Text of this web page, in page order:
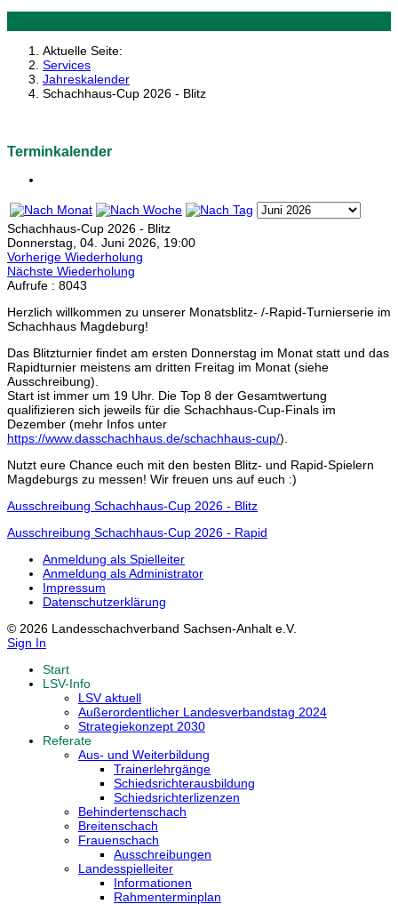
Aktuelle Seite:
Services
Jahreskalender
Schachhaus-Cup 2026 - Blitz
Terminkalender
Schachhaus-Cup 2026 - Blitz
Donnerstag, 04. Juni 2026, 19:00
Vorherige Wiederholung
Nächste Wiederholung
Aufrufe : 8043
Herzlich willkommen zu unserer Monatsblitz- /-Rapid-Turnierserie im
Schachhaus Magdeburg!
Das Blitzturnier findet am ersten Donnerstag im Monat statt und das
Rapidturnier meistens am dritten Freitag im Monat (siehe
Ausschreibung).
Start ist immer um 19 Uhr. Die Top 8 der Gesamtwertung
qualifizieren sich jeweils für die Schachhaus-Cup-Finals im
Dezember (mehr Infos unter
https://www.dasschachhaus.de/schachhaus-cup/).
Nutzt eure Chance euch mit den besten Blitz- und Rapid-Spielern
Magdeburgs zu messen! Wir freuen uns auf euch :)
Ausschreibung Schachhaus-Cup 2026 - Blitz
Ausschreibung Schachhaus-Cup 2026 - Rapid
Anmeldung als Spielleiter
Anmeldung als Administrator
Impressum
Datenschutzerklärung
© 2026 Landesschachverband Sachsen-Anhalt e.V.
Sign In
Start
LSV-Info
LSV aktuell
Außerordentlicher Landesverbandstag 2024
Strategiekonzept 2030
Referate
Aus- und Weiterbildung
Trainerlehrgänge
Schiedsrichterausbildung
Schiedsrichterlizenzen
Behindertenschach
Breitenschach
Frauenschach
Ausschreibungen
Landesspielleiter
Informationen
Rahmenterminplan